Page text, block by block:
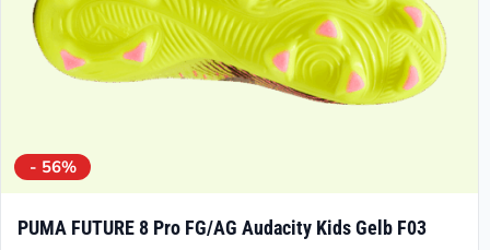
- 56%
PUMA FUTURE 8 Pro FG/AG Audacity Kids Gelb F03